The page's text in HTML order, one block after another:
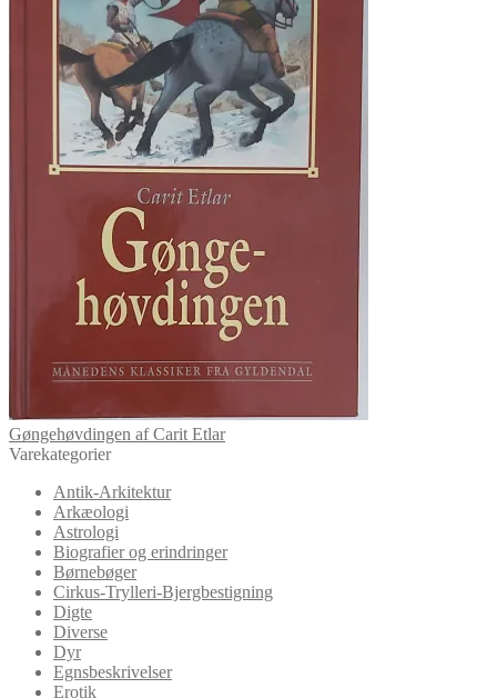
Gøngehøvdingen af Carit Etlar
Varekategorier
Antik-Arkitektur
Arkæologi
Astrologi
Biografier og erindringer
Børnebøger
Cirkus-Trylleri-Bjergbestigning
Digte
Diverse
Dyr
Egnsbeskrivelser
Erotik